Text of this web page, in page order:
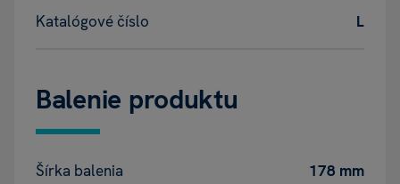
Katalógové číslo L
Balenie produktu
Šírka balenia 178 mm